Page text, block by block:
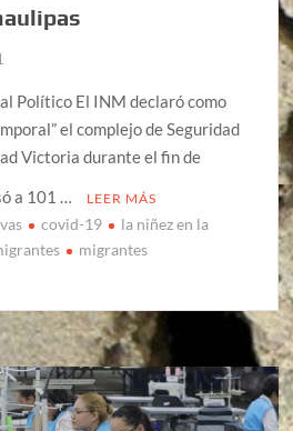
Político El INM declaró como
el complejo de Seguridad
Victoria durante el fin de
a 101 …
LEER MÁS
covid-19
la niñez en la
migrantes